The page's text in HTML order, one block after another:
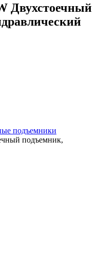
Двухстоечный
подъемники
подъемник,